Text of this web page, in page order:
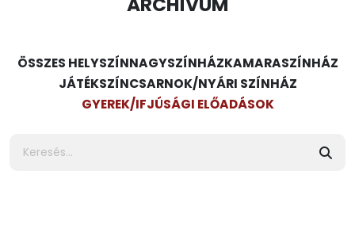
ÖSSZES HELYSZÍNNAGYSZÍNHÁZKAMARASZÍNHÁZ
JÁTÉKSZÍNCSARNOK/NYÁRI SZÍNHÁZ
GYEREK/IFJÚSÁGI ELŐADÁSOK